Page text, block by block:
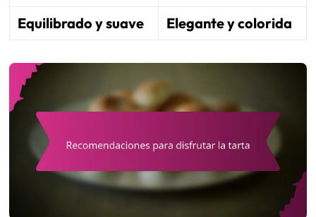
Equilibrado y suave
Elegante y colorida